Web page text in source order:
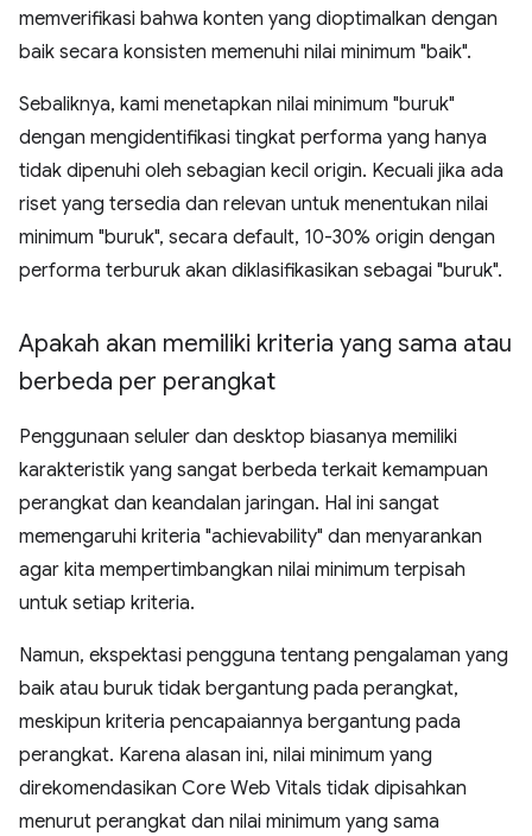
memverifikasi bahwa konten yang dioptimalkan dengan
baik secara konsisten memenuhi nilai minimum "baik".
Sebaliknya, kami menetapkan nilai minimum "buruk"
dengan mengidentifikasi tingkat performa yang hanya
tidak dipenuhi oleh sebagian kecil origin. Kecuali jika ada
riset yang tersedia dan relevan untuk menentukan nilai
minimum "buruk", secara default, 10-30% origin dengan
performa terburuk akan diklasifikasikan sebagai "buruk".
Apakah akan memiliki kriteria yang sama atau
berbeda per perangkat
Penggunaan seluler dan desktop biasanya memiliki
karakteristik yang sangat berbeda terkait kemampuan
perangkat dan keandalan jaringan. Hal ini sangat
memengaruhi kriteria "achievability" dan menyarankan
agar kita mempertimbangkan nilai minimum terpisah
untuk setiap kriteria.
Namun, ekspektasi pengguna tentang pengalaman yang
baik atau buruk tidak bergantung pada perangkat,
meskipun kriteria pencapaiannya bergantung pada
perangkat. Karena alasan ini, nilai minimum yang
direkomendasikan Core Web Vitals tidak dipisahkan
menurut perangkat dan nilai minimum yang sama